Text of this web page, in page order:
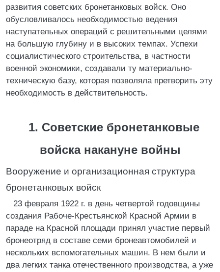
развития советских бронетанковых войск. Оно
обусловливалось необходимостью ведения
наступательных операций с решительными целями
на большую глубину и в высоких темпах. Успехи
социалистического строительства, в частности
военной экономики, создавали ту материально-
техническую базу, которая позволяла претворить эту
необходимость в действительность.
1. Советские бронетанковые
войска накануне войны
Вооружение и организационная структура
бронетанковых войск
23 февраля 1922 г. в день четвертой годовщины
создания Рабоче-Крестьянской Красной Армии в
параде на Красной площади принял участие первый
бронеотряд в составе семи бронеавтомобилей и
нескольких вспомогательных машин. В нем были и
два легких танка отечественного производства, а уже